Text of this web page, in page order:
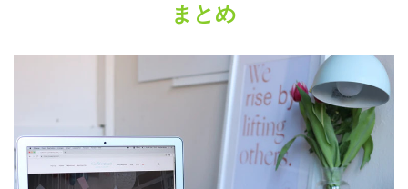
まとめ